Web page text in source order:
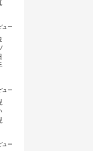
ュー
ュー
ュー